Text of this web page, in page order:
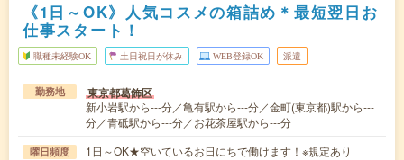
《1日～OK》人気コスメの箱詰め＊最短翌日お
仕事スタート！
職種未経験OK 土日祝日が休み WEB登録OK 派遣
勤務地 東京都葛飾区
新小岩駅から---分／亀有駅から---分／金町(東京都)駅から---
分／青砥駅から---分／お花茶屋駅から---分
曜日頻度 1日～OK★空いているお日にちで働けます！※規定あり